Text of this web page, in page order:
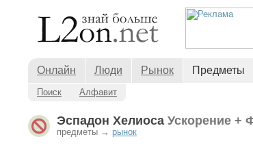
Онлайн Люди Рынок Предметы
Поиск Алфавит
Эспадон Хелиоса Ускорение +
предметы → рынок